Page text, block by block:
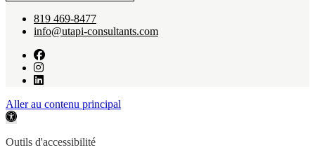
819 469-8477
info@utapi-consultants.com
Aller au contenu principal
Ouvrir la barre d’outils
Outils d'accessibilité